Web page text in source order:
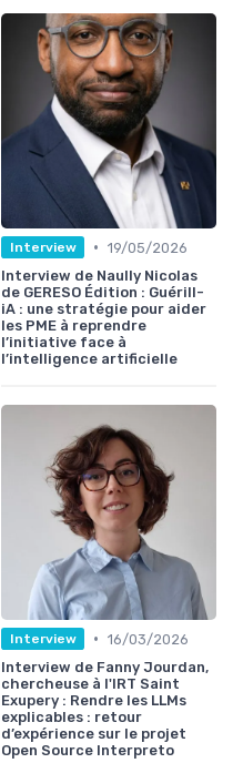
Interview • 19/05/2026
Interview de Naully Nicolas
de GERESO Édition : Guérill-
iA : une stratégie pour aider
les PME à reprendre
l’initiative face à
l’intelligence artificielle
Interview • 16/03/2026
Interview de Fanny Jourdan,
chercheuse à l'IRT Saint
Exupery : Rendre les LLMs
explicables : retour
d’expérience sur le projet
Open Source Interpreto